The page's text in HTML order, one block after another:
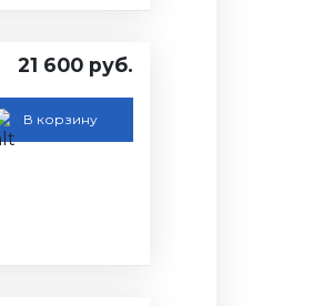
21 600 руб.
В корзину